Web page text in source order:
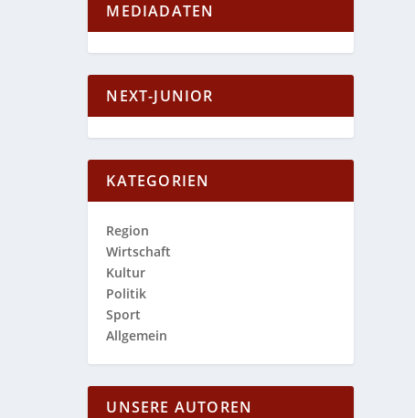
MEDIADATEN
NEXT-JUNIOR
KATEGORIEN
Region
Wirtschaft
Kultur
Politik
Sport
Allgemein
UNSERE AUTOREN